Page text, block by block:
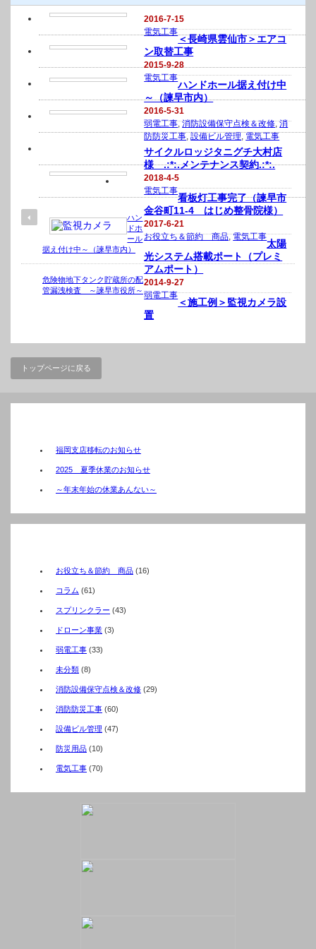
2016-7-15
電気工事
＜長崎県雲仙市＞エアコ
ン取替工事
2015-9-28
電気工事
ハンドホール据え付け中
～（諫早市内）
2016-5-31
弱電工事,消防設備保守点検＆改修,消
防防災工事,設備ビル管理, 電気工事
サイクルロッジタニグチ大村店
様 .:*:.メンテナンス契約.:*:.
2018-4-5
電気工事
看板灯工事完了（諫早市
金谷町11-4 はじめ整骨院様）
2017-6-21
お役立ち＆節約 商品,電気工事
太陽
光システム搭載ポート（プレミ
アムポート）
2014-9-27
弱電工事
＜施工例＞監視カメラ設
置
ハン
ドホ
ール
据え付け中～（諫早市内）
危険物地下タンク貯蔵所の配
管漏洩検査 ～諫早市役所～
トップページに戻る
福岡支店移転のお知らせ
2025 夏季休業のお知らせ
～年末年始の休業あんない～
お役立ち＆節約 商品 (16)
コラム (61)
スプリンクラー (43)
ドローン事業 (3)
弱電工事 (33)
未分類 (8)
消防設備保守点検＆改修 (29)
消防防災工事 (60)
設備ビル管理 (47)
防災用品 (10)
電気工事 (70)